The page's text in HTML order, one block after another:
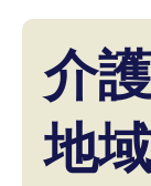
介
地